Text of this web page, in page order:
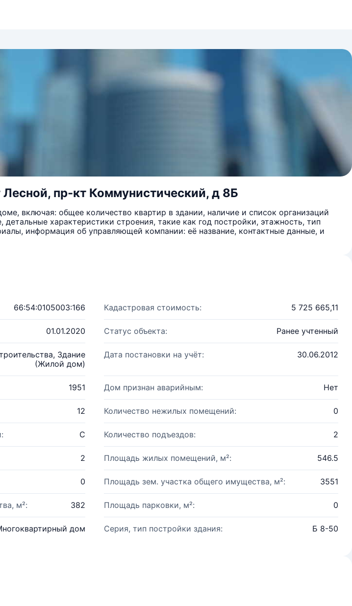
Лесной, пр-кт Коммунистический, д 8Б
включая: общее количество квартир в здании, наличие и список организаций
характеристики строения, такие как год постройки, этажность, тип
информация об управляющей компании: её название, контактные данные, и
66:54:0105003:166 Кадастровая стоимость: 5 725 665,11
01.01.2020 Статус объекта: Ранее учтенный
Здание
(Жилой дом)
Дата постановки на учёт: 30.06.2012
1951 Дом признан аварийным: Нет
12 Количество нежилых помещений: 0
C Количество подъездов: 2
2 Площадь жилых помещений, м²: 546.5
0 Площадь зем. участка общего имущества, м²: 3551
м²: 382 Площадь парковки, м²: 0
дом Серия, тип постройки здания: Б 8-50